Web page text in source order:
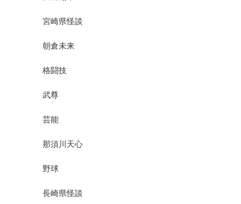
宮崎県怪談
朝倉未来
格闘技
武尊
芸能
那須川天心
野球
長崎県怪談